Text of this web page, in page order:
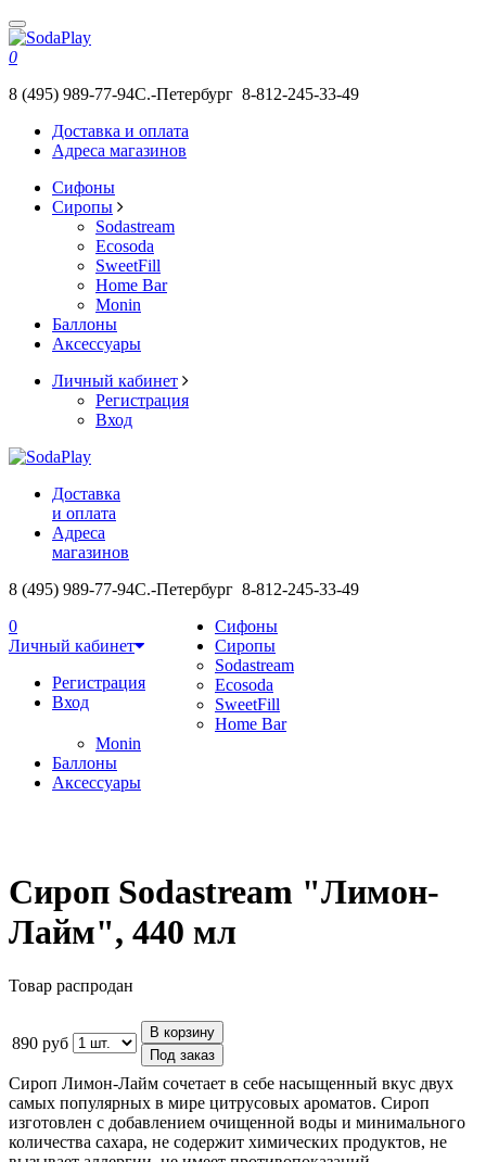
0
8 (495) 989-77-94С.-Петербург 8-812-245-33-49
Доставка и оплата
Адреса магазинов
Сифоны
Сиропы
Sodastream
Ecosoda
SweetFill
Home Bar
Monin
Баллоны
Аксессуары
Личный кабинет
Регистрация
Вход
Доставка
и оплата
Адреса
магазинов
8 (495) 989-77-94С.-Петербург 8-812-245-33-49
0
Личный кабинет
Регистрация
Вход
Сифоны
Сиропы
Sodastream
Ecosoda
SweetFill
Home Bar
Monin
Баллоны
Аксессуары
Сироп Sodastream "Лимон-
Лайм", 440 мл
Товар распродан
890 руб
В корзину
Под заказ
Сироп Лимон-Лайм сочетает в себе насыщенный вкус двух
самых популярных в мире цитрусовых ароматов. Сироп
изготовлен с добавлением очищенной воды и минимального
количества сахара, не содержит химических продуктов, не